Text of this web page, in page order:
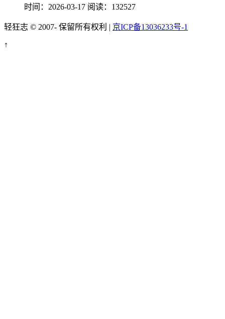
时间：2026-03-17 阅读：132527
轻狂志 © 2007- 保留所有权利 | 京ICP备13036233号-1
↑